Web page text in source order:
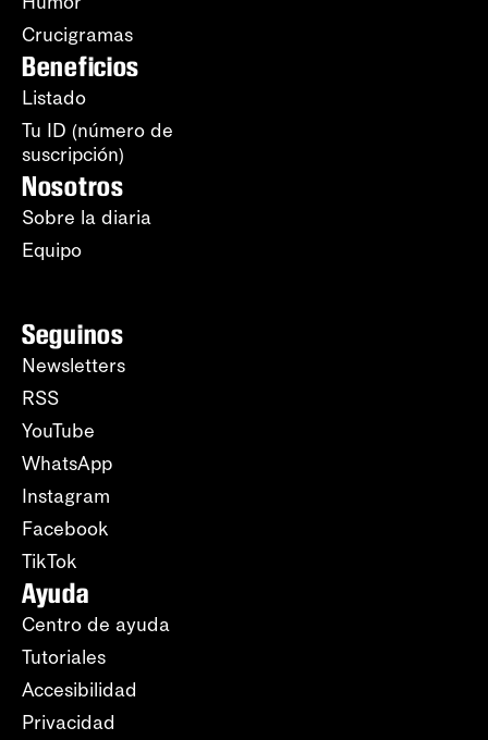
Crucigramas
Beneficios
Listado
Tu ID (número de
suscripción)
Nosotros
Sobre la diaria
Equipo
Seguinos
Newsletters
RSS
YouTube
WhatsApp
Instagram
Facebook
TikTok
Ayuda
Centro de ayuda
Tutoriales
Accesibilidad
Privacidad